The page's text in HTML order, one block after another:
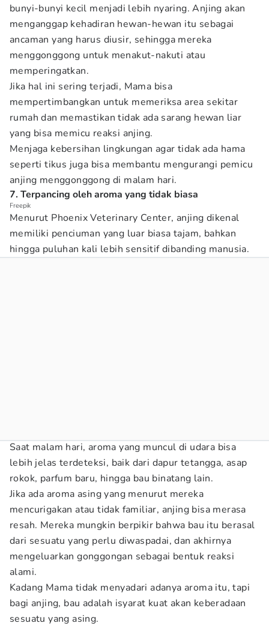
bunyi-bunyi kecil menjadi lebih nyaring. Anjing akan
menganggap kehadiran hewan-hewan itu sebagai
ancaman yang harus diusir, sehingga mereka
menggonggong untuk menakut-nakuti atau
memperingatkan.
Jika hal ini sering terjadi, Mama bisa
mempertimbangkan untuk memeriksa area sekitar
rumah dan memastikan tidak ada sarang hewan liar
yang bisa memicu reaksi anjing.
Menjaga kebersihan lingkungan agar tidak ada hama
seperti tikus juga bisa membantu mengurangi pemicu
anjing menggonggong di malam hari.
7. Terpancing oleh aroma yang tidak biasa
Freepik
Menurut Phoenix Veterinary Center, anjing dikenal
memiliki penciuman yang luar biasa tajam, bahkan
hingga puluhan kali lebih sensitif dibanding manusia.
Saat malam hari, aroma yang muncul di udara bisa
lebih jelas terdeteksi, baik dari dapur tetangga, asap
rokok, parfum baru, hingga bau binatang lain.
Jika ada aroma asing yang menurut mereka
mencurigakan atau tidak familiar, anjing bisa merasa
resah. Mereka mungkin berpikir bahwa bau itu berasal
dari sesuatu yang perlu diwaspadai, dan akhirnya
mengeluarkan gonggongan sebagai bentuk reaksi
alami.
Kadang Mama tidak menyadari adanya aroma itu, tapi
bagi anjing, bau adalah isyarat kuat akan keberadaan
sesuatu yang asing.